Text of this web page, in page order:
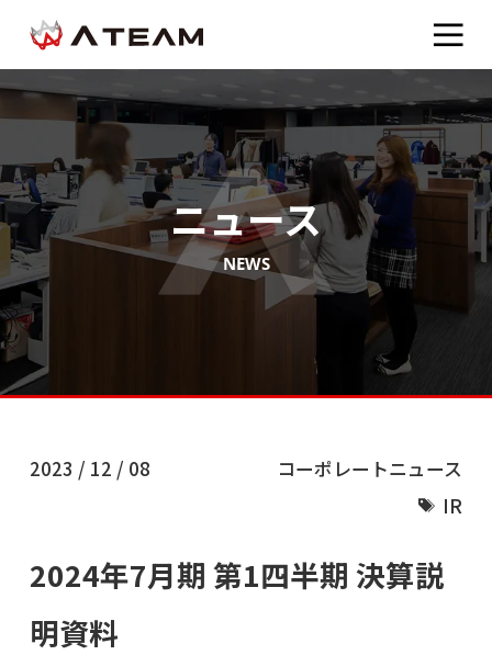
ニュース
NEWS
2023 / 12 / 08
コーポレートニュース
IR
2024年7月期 第1四半期 決算説
明資料